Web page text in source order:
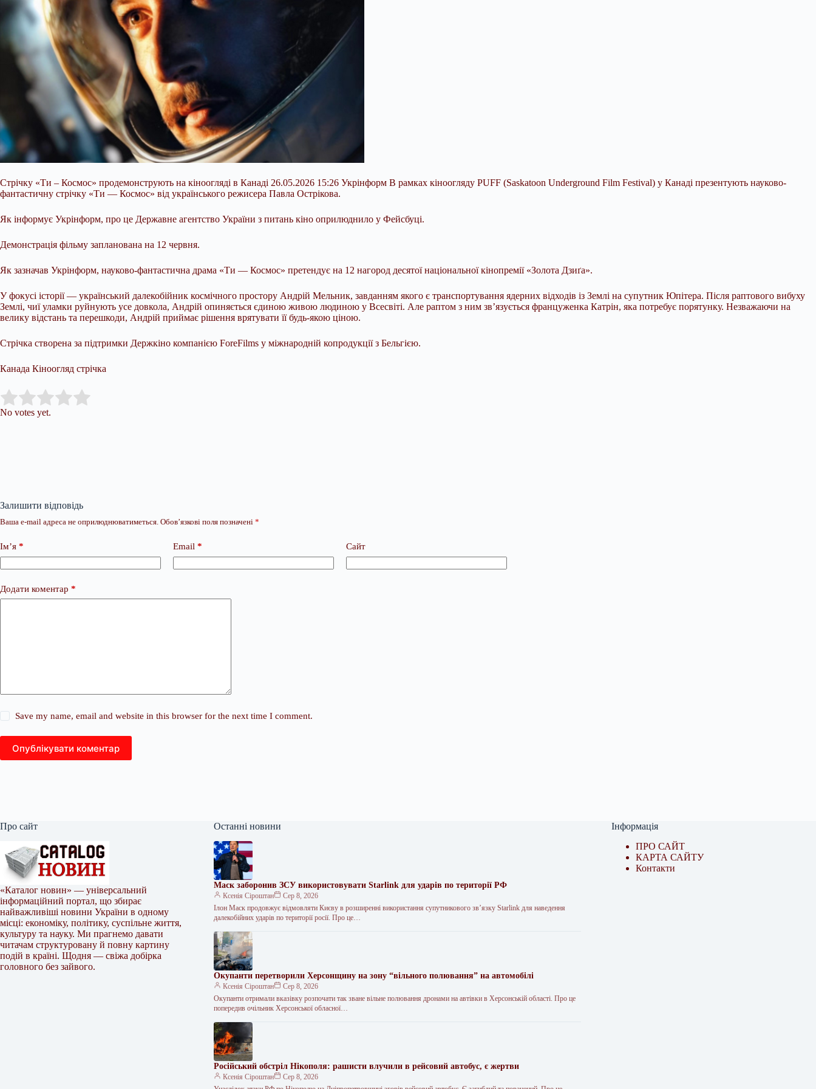
Стрічку «Ти – Космос» продемонструють на кіноогляді в Канаді 26.05.2026 15:26 Укрінформ В рамках кіноогляду PUFF (Saskatoon Underground Film Festival) у Канаді презентують науково-
фантастичну стрічку «Ти — Космос» від українського режисера Павла Острікова.
Як інформує Укрінформ, про це Державне агентство України з питань кіно оприлюднило у Фейсбуці.
Демонстрація фільму запланована на 12 червня.
Як зазначав Укрінформ, науково-фантастична драма «Ти — Космос» претендує на 12 нагород десятоїнаціональної кінопремії «Золота Дзиґа».
У фокусі історії — український далекобійник космічного простору Андрій Мельник, завданням якого є транспортування ядерних відходів із Землі на супутник Юпітера. Після раптового вибуху
Землі, чиї уламки руйнують усе довкола, Андрій опиняється єдиною живою людиною у Всесвіті. Але раптом з ним зв’язується француженка Катрін, яка потребує порятунку. Незважаючи на
велику відстань та перешкоди, Андрій приймає рішення врятувати її будь-якою ціною.
Стрічка створена за підтримки Держкіно компанією ForeFilms у міжнародній копродукції з Бельгією.
Канада Кіноогляд стрічка
Rate this item:
No votes yet.
Залишити відповідь
Ваша e-mail адреса не оприлюднюватиметься. Обов’язкові поля позначені *
Ім’я * Email * Сайт
Додати коментар *
Save my name, email and website in this browser for the next time I comment.
Опублікувати коментар
Про сайт
«Каталог новин» — універсальний
інформаційний портал, що збирає
найважливіші новини України в одному
місці: економіку, політику, суспільне життя,
культуру та науку. Ми прагнемо давати
читачам структуровану й повну картину
подій в країні. Щодня — свіжа добірка
головного без зайвого.
Останні новини
Маск заборонив ЗСУ використовувати Starlink для ударів по території РФ
Ксенія Сіроштан
Сер 8, 2026
Ілон Маск продовжує відмовляти Києву в розширенні використання супутникового зв’язку Starlink для наведення
далекобійних ударів по території росії. Про це…
Окупанти перетворили Херсонщину на зону “вільного полювання” на автомобілі
Ксенія Сіроштан
Сер 8, 2026
Окупанти отримали вказівку розпочати так зване вільне полювання дронами на автівки в Херсонській області. Про це
попередив очільник Херсонської обласної…
Російський обстріл Нікополя: рашисти влучили в рейсовий автобус, є жертви
Ксенія Сіроштан
Сер 8, 2026
Інформація
ПРО САЙТ
КАРТА САЙТУ
Контакти